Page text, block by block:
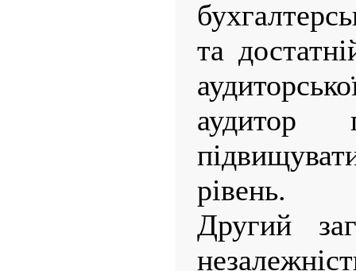
та
аудитор
рівень.
Другий